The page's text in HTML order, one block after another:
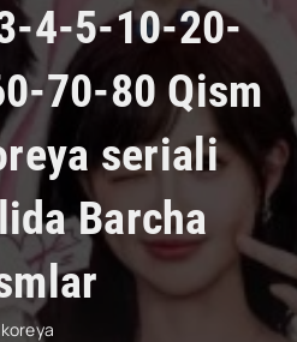
4-5-10-20-
70-80 Qism
seriali
Barcha
koreya